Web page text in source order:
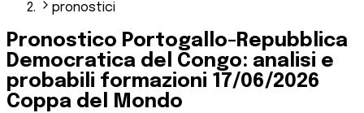
pronostici
Pronostico Portogallo-Repubblica
Democratica del Congo: analisi e
probabili formazioni 17/06/2026
Coppa del Mondo